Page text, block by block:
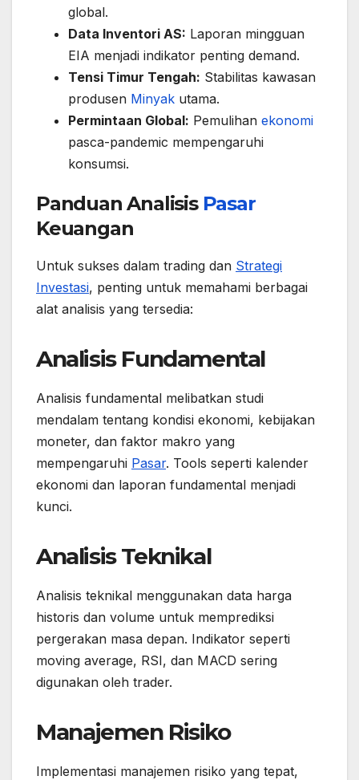
global.
Data Inventori AS: Laporan mingguan
EIA menjadi indikator penting demand.
Tensi Timur Tengah: Stabilitas kawasan
produsen Minyak utama.
Permintaan Global: Pemulihan ekonomi
pasca-pandemic mempengaruhi
konsumsi.
Panduan Analisis Pasar
Keuangan
Untuk sukses dalam trading dan Strategi
Investasi, penting untuk memahami berbagai
alat analisis yang tersedia:
Analisis Fundamental
Analisis fundamental melibatkan studi
mendalam tentang kondisi ekonomi, kebijakan
moneter, dan faktor makro yang
mempengaruhi Pasar. Tools seperti kalender
ekonomi dan laporan fundamental menjadi
kunci.
Analisis Teknikal
Analisis teknikal menggunakan data harga
historis dan volume untuk memprediksi
pergerakan masa depan. Indikator seperti
moving average, RSI, dan MACD sering
digunakan oleh trader.
Manajemen Risiko
Implementasi manajemen risiko yang tepat,